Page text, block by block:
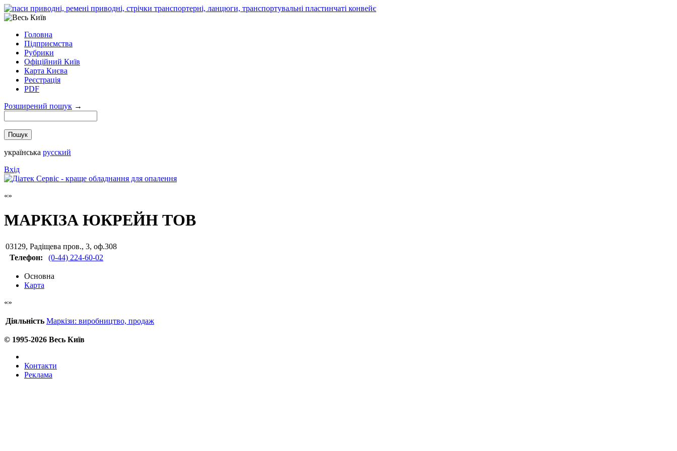
Головна
Підприємства
Рубрики
Офіційний Київ
Карта Києва
Реєстрація
PDF
Розширений пошук →
українська русский
Вхід
МАРКІЗА ЮКРЕЙН ТОВ
03129, Радіщева пров., 3, оф.308
Телефон:
(0-44) 224-60-02
Основна
Карта
Діяльність Маркізи: виробництво, продаж
© 1995-2026 Весь Київ
Контакти
Реклама